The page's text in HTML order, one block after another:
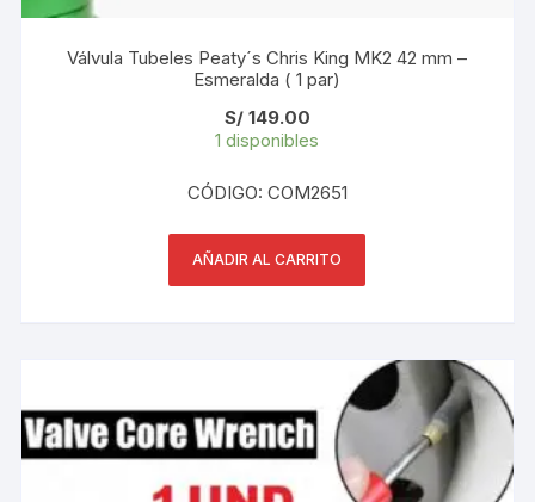
Válvula Tubeles Peaty´s Chris King MK2 42 mm –
Esmeralda ( 1 par)
S/149.00
1 disponibles
CÓDIGO: COM2651
AÑADIR AL CARRITO